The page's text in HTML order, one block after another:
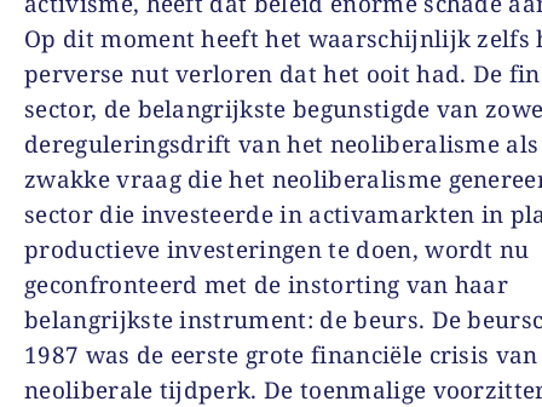
Op dit moment heeft het waarschijnlijk zelfs
perverse nut verloren dat het ooit had. De
sector, de belangrijkste begunstigde van
dereguleringsdrift van het neoliberalisme
zwakke vraag die het neoliberalisme
sector die investeerde in activamarkten in
productieve investeringen te doen, wordt nu
geconfronteerd met de instorting van haar
belangrijkste instrument: de beurs. De
1987 was de eerste grote financiële crisis
neoliberale tijdperk. De toenmalige